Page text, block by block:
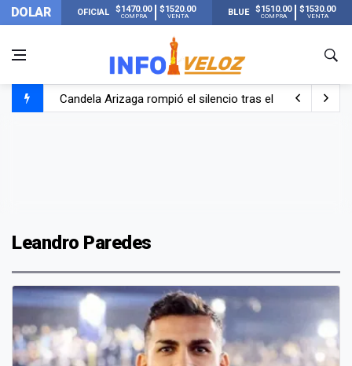
DOLAR OFICIAL $1470.00
COMPRA
$1520.00
VENTA BLUE $1510.00
COMPRA
$1530.00
VENTA
Candela Arizaga rompió el silencio tras el incidente con
Leandro Paredes